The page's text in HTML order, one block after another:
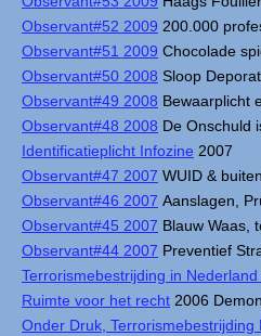
Observant#52 2009 200.000
Observant#51 2009 Chocolade
Observant#50 2008 Sloop
Observant#49 2008 Bewaarplicht
Observant#48 2008 De Onschuld
Identificatieplicht Infozine 2007
Observant#47 2007 WUID &
Observant#46 2007 Aanslagen,
Observant#45 2007 Blauw Waas,
Observant#44 2007 Preventief
Terrorismebestrijding in Nederland
Ruimte voor het recht 2006
Onder Druk, Terrorismebestrijding